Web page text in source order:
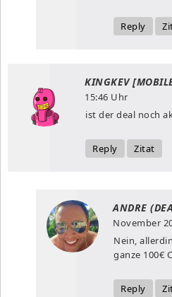
Reply
KINGKEV
15:46 Uhr
ist der deal noch
Reply Zitat
ANDRE
November
Nein,
ganze 100€
Reply